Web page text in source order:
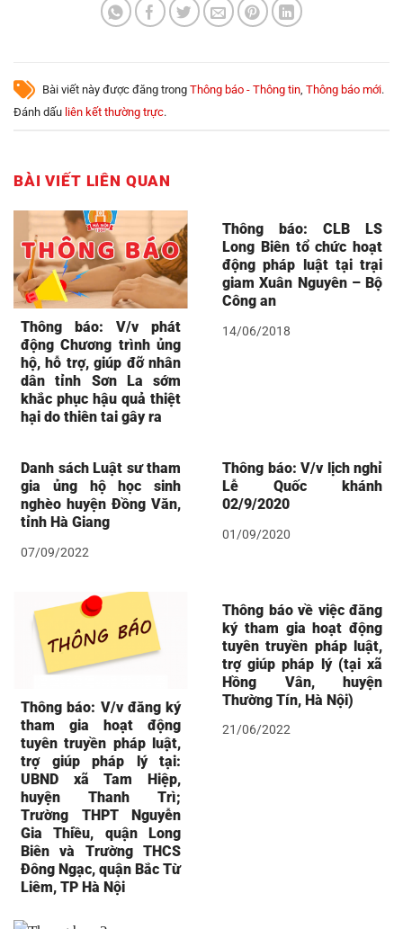
Bài viết này được đăng trong Thông báo - Thông tin, Thông báo mới.
Đánh dấu liên kết thường trực.
BÀI VIẾT LIÊN QUAN
Thông báo: V/v phát
động Chương trình ủng
hộ, hỗ trợ, giúp đỡ nhân
dân tỉnh Sơn La sớm
khắc phục hậu quả thiệt
hại do thiên tai gây ra
Thông báo: CLB LS
Long Biên tổ chức hoạt
động pháp luật tại trại
giam Xuân Nguyên – Bộ
Công an
14/06/2018
Danh sách Luật sư tham
gia ủng hộ học sinh
nghèo huyện Đồng Văn,
tỉnh Hà Giang
07/09/2022
Thông báo: V/v lịch nghỉ
Lễ Quốc khánh
02/9/2020
01/09/2020
Thông báo: V/v đăng ký
tham gia hoạt động
tuyên truyền pháp luật,
trợ giúp pháp lý tại:
UBND xã Tam Hiệp,
huyện Thanh Trì;
Trường THPT Nguyễn
Gia Thiều, quận Long
Biên và Trường THCS
Đông Ngạc, quận Bắc Từ
Liêm, TP Hà Nội
Thông báo về việc đăng
ký tham gia hoạt động
tuyên truyền pháp luật,
trợ giúp pháp lý (tại xã
Hồng Vân, huyện
Thường Tín, Hà Nội)
21/06/2022